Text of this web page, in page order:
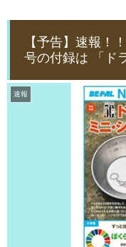
【予告】速報！
号の付録は 「ド
速報